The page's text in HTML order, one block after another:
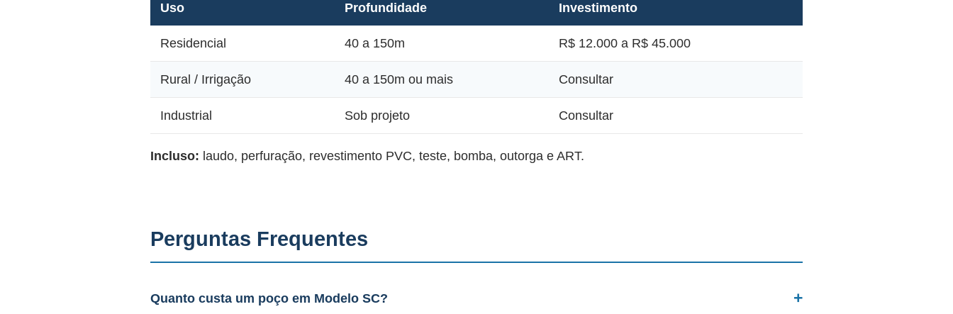
Uso Profundidade Investimento
Residencial 40 a 150m R$ 12.000 a R$ 45.000
Rural / Irrigação 40 a 150m ou mais Consultar
Industrial Sob projeto Consultar
Incluso: laudo, perfuração, revestimento PVC, teste, bomba, outorga e ART.
Perguntas Frequentes
Quanto custa um poço em Modelo SC?